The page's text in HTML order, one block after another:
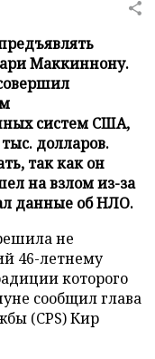
Маккиннону.
систем США,
долларов.
так как он
на взлом из-за
данные об НЛО.
не
46-летнему
которого
сообщил глава
(CPS) Кир